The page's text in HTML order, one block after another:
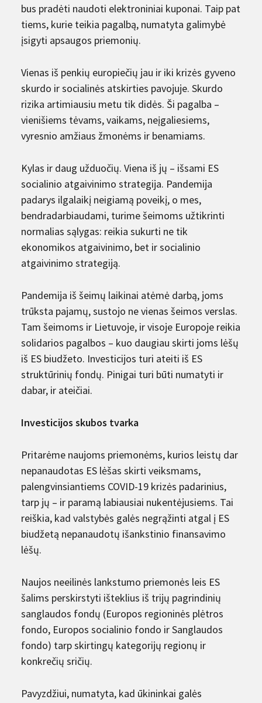
bus pradėti naudoti elektroniniai kuponai. Taip pat
tiems, kurie teikia pagalbą, numatyta galimybė
įsigyti apsaugos priemonių.
Vienas iš penkių europiečių jau ir iki krizės gyveno
skurdo ir socialinės atskirties pavojuje. Skurdo
rizika artimiausiu metu tik didės. Ši pagalba –
vienišiems tėvams, vaikams, neįgaliesiems,
vyresnio amžiaus žmonėms ir benamiams.
Kylas ir daug užduočių. Viena iš jų – išsami ES
socialinio atgaivinimo strategija. Pandemija
padarys ilgalaikį neigiamą poveikį, o mes,
bendradarbiaudami, turime šeimoms užtikrinti
normalias sąlygas: reikia sukurti ne tik
ekonomikos atgaivinimo, bet ir socialinio
atgaivinimo strategiją.
Pandemija iš šeimų laikinai atėmė darbą, joms
trūksta pajamų, sustojo ne vienas šeimos verslas.
Tam šeimoms ir Lietuvoje, ir visoje Europoje reikia
solidarios pagalbos – kuo daugiau skirti joms lėšų
iš ES biudžeto. Investicijos turi ateiti iš ES
struktūrinių fondų. Pinigai turi būti numatyti ir
dabar, ir ateičiai.
Investicijos skubos tvarka
Pritarėme naujoms priemonėms, kurios leistų dar
nepanaudotas ES lėšas skirti veiksmams,
palengvinsiantiems COVID-19 krizės padarinius,
tarp jų – ir paramą labiausiai nukentėjusiems. Tai
reiškia, kad valstybės galės negrąžinti atgal į ES
biudžetą nepanaudotų išankstinio finansavimo
lėšų.
Naujos neeilinės lankstumo priemonės leis ES
šalims perskirstyti išteklius iš trijų pagrindinių
sanglaudos fondų (Europos regioninės plėtros
fondo, Europos socialinio fondo ir Sanglaudos
fondo) tarp skirtingų kategorijų regionų ir
konkrečių sričių.
Pavyzdžiui, numatyta, kad ūkininkai galės